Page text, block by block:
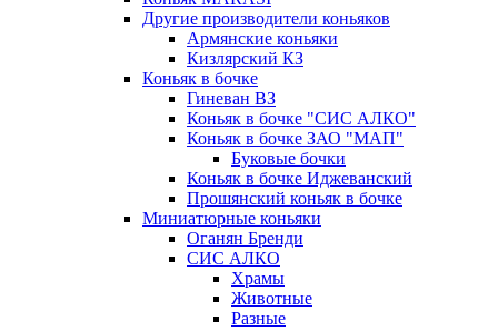
Другие производители коньяков
Армянские коньяки
Кизлярский КЗ
Коньяк в бочке
Гиневан ВЗ
Коньяк в бочке "СИС АЛКО"
Коньяк в бочке ЗАО "МАП"
Буковые бочки
Коньяк в бочке Иджеванский
Прошянский коньяк в бочке
Миниатюрные коньяки
Оганян Бренди
СИС АЛКО
Храмы
Животные
Разные